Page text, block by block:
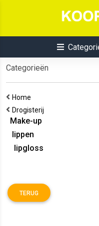
Categorieën
Home
Drogisterij
Make-up
lippen
lipgloss
TERUG